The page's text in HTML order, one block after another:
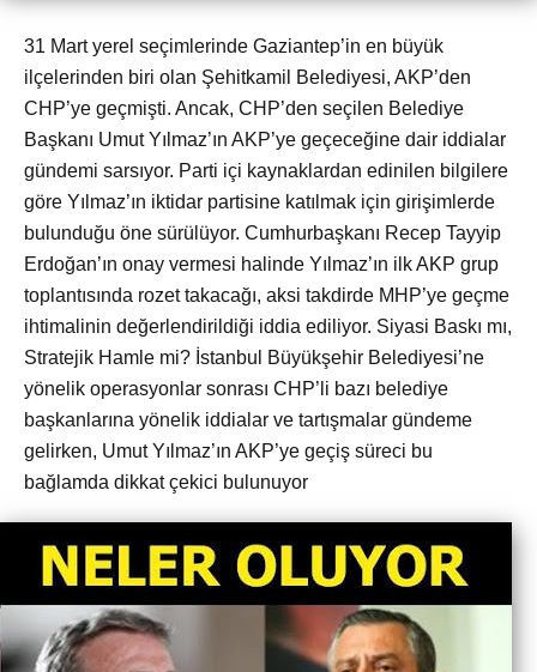
31 Mart yerel seçimlerinde Gaziantep’in en büyük
ilçelerinden biri olan Şehitkamil Belediyesi, AKP’den
CHP’ye geçmişti. Ancak, CHP’den seçilen Belediye
Başkanı Umut Yılmaz’ın AKP’ye geçeceğine dair iddialar
gündemi sarsıyor. Parti içi kaynaklardan edinilen bilgilere
göre Yılmaz’ın iktidar partisine katılmak için girişimlerde
bulunduğu öne sürülüyor. Cumhurbaşkanı Recep Tayyip
Erdoğan’ın onay vermesi halinde Yılmaz’ın ilk AKP grup
toplantısında rozet takacağı, aksi takdirde MHP’ye geçme
ihtimalinin değerlendirildiği iddia ediliyor. Siyasi Baskı mı,
Stratejik Hamle mi? İstanbul Büyükşehir Belediyesi’ne
yönelik operasyonlar sonrası CHP’li bazı belediye
başkanlarına yönelik iddialar ve tartışmalar gündeme
gelirken, Umut Yılmaz’ın AKP’ye geçiş süreci bu
bağlamda dikkat çekici bulunuyor